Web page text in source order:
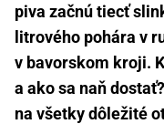
piva začnú tiecť
litrového pohára v
v bavorskom kroji.
a ako sa naň
na všetky dôležité